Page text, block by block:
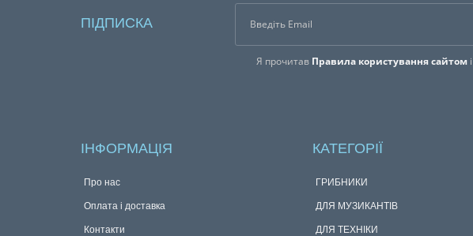
ПІДПИСКА
Я прочитав Правила користування сайтом
ІНФОРМАЦІЯ
Про нас
Оплата і доставка
Контакти
КАТЕГОРІЇ
ГРИБНИКИ
ДЛЯ МУЗИКАНТІВ
ДЛЯ ТЕХНІКИ